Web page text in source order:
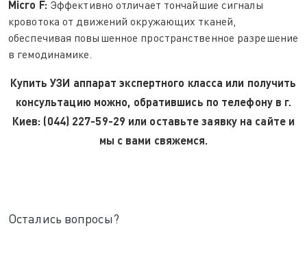
Micro F: Эффективно отличает тончайшие сигналы
кровотока от движений окружающих тканей,
обеспечивая повышенное пространственное разрешение
в гемодинамике.
Купить УЗИ аппарат экспертного класса или получить
консультацию можно, обратившись по телефону в г.
Киев: (044) 227-59-29 или оставьте заявку на сайте и
мы с вами свяжемся.
Остались вопросы?